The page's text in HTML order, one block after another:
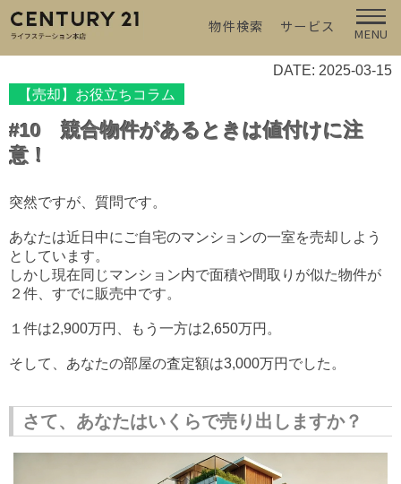
物件検索 サービス MENU
DATE: 2025-03-15
【売却】お役立ちコラム
#10 競合物件があるときは値付けに注
意！
突然ですが、質問です。
あなたは近日中にご自宅のマンションの一室を売却しよう
としています。
しかし現在同じマンション内で面積や間取りが似た物件が
２件、すでに販売中です。
１件は2,900万円、もう一方は2,650万円。
そして、あなたの部屋の査定額は3,000万円でした。
さて、あなたはいくらで売り出しますか？